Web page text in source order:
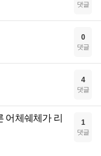
댓글
0
댓글
4
댓글
어체쉐체가 리
1
댓글